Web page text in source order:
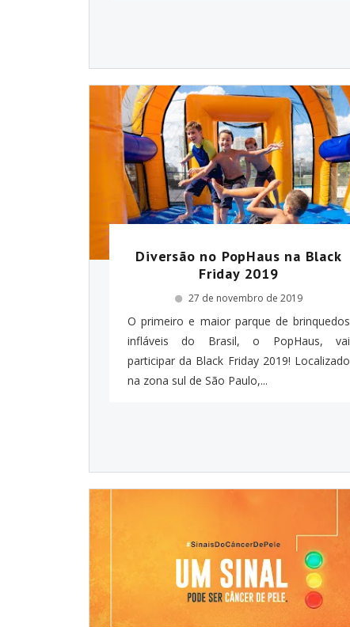
Diversão no PopHaus na Black
Friday 2019
27 de novembro de 2019
O primeiro e maior parque de brinquedos
infláveis do Brasil, o PopHaus, vai
participar da Black Friday 2019! Localizado
na zona sul de São Paulo,...